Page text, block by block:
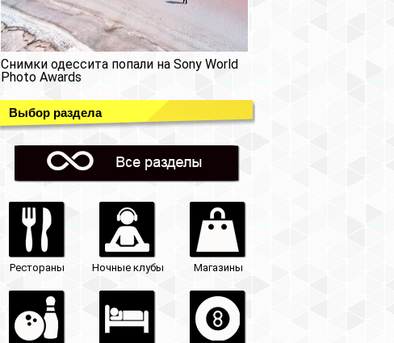
Снимки одессита попали на Sony World
Photo Awards
Выбор раздела
Рестораны Ночные клубы Магазины